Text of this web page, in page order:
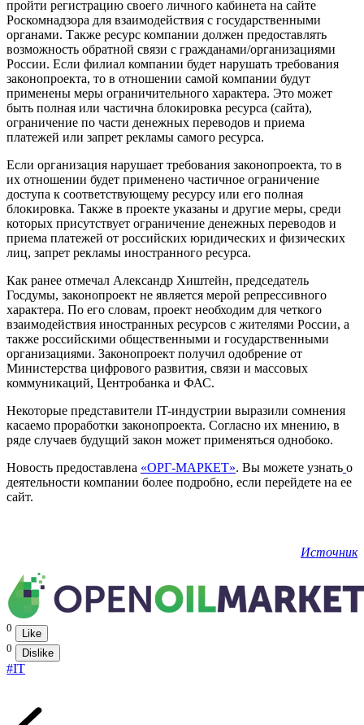
пройти регистрацию своего личного кабинета на сайте
Роскомнадзора для взаимодействия с государственными
органами. Также ресурс компании должен предоставлять
возможность обратной связи с гражданами/организациями
России. Если филиал компании будет нарушать требования
законопроекта, то в отношении самой компании будут
применены меры ограничительного характера. Это может
быть полная или частична блокировка ресурса (сайта),
ограничение по части денежных переводов и приема
платежей или запрет рекламы самого ресурса.
Если организация нарушает требования законопроекта, то в
их отношении будет применено частичное ограничение
доступа к соответствующему ресурсу или его полная
блокировка. Также в проекте указаны и другие меры, среди
которых присутствует ограничение денежных переводов и
приема платежей от российских юридических и физических
лиц, запрет рекламы иностранного ресурса.
Как ранее отмечал Александр Хиштейн, председатель
Госдумы, законопроект не является мерой репрессивного
характера. По его словам, проект необходим для четкого
взаимодействия иностранных ресурсов с жителями России, а
также российскими общественными и государственными
организациями. Законопроект получил одобрение от
Министерства цифрового развития, связи и массовых
коммуникаций, Центробанка и ФАС.
Некоторые представители IT-индустрии выразили сомнения
касаемо проработки законопроекта. Согласно их мнению, в
ряде случаев будущий закон может применяться однобоко.
Новость предоставлена «ОРГ-МАРКЕТ». Вы можете узнать о
деятельности компании более подробно, если перейдете на ее
сайт.
Источник
0
Like
0
Dislike
#IT